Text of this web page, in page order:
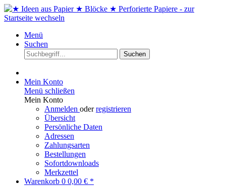
Menü
Suchen
Suchen
Mein Konto
Menü schließen
Mein Konto
Anmelden oderregistrieren
Übersicht
Persönliche Daten
Adressen
Zahlungsarten
Bestellungen
Sofortdownloads
Merkzettel
Warenkorb 0 0,00 € *